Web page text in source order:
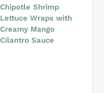
Chipotle Shrimp
Lettuce Wraps with
Creamy Mango
Cilantro Sauce